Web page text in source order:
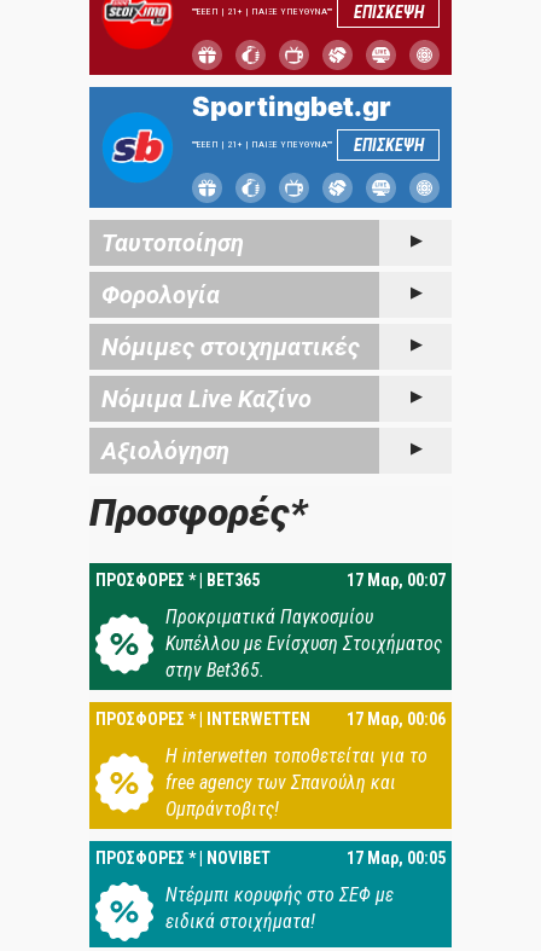
""ΕΕΕΠ | 21+ | ΠΑΙΞΕ ΥΠΕΥΘΥΝΑ"" ΕΠΙΣΚΕΨΗ
Sportingbet.gr
""ΕΕΕΠ | 21+ | ΠΑΙΞΕ ΥΠΕΥΘΥΝΑ"" ΕΠΙΣΚΕΨΗ
Ταυτοποίηση
Φορολογία
Νόμιμες στοιχηματικές
Νόμιμα Live Καζίνο
Αξιολόγηση
Προσφορές*
ΠΡΟΣΦΟΡΕΣ * | BET365 17 Μαρ, 00:07
Προκριματικά Παγκοσμίου
Κυπέλλου με Ενίσχυση Στοιχήματος
στην Bet365.
ΠΡΟΣΦΟΡΕΣ * | INTERWETTEN 17 Μαρ, 00:06
Η interwetten τοποθετείται για το
free agency των Σπανούλη και
Ομπράντοβιτς!
ΠΡΟΣΦΟΡΕΣ * | NOVIBET 17 Μαρ, 00:05
Ντέρμπι κορυφής στο ΣΕΦ με
ειδικά στοιχήματα!